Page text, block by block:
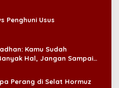
Penghuni Usus
Kamu Sudah
Hal, Jangan Sampai
Perang di Selat Hormuz